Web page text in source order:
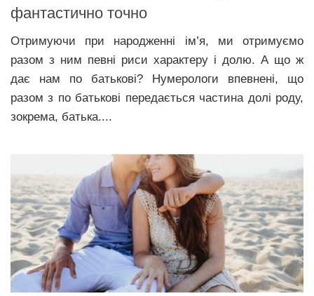
фантастично точно
Отримуючи при народженні ім’я, ми отримуємо
разом з ним певні риси характеру і долю. А що ж
дає нам по батькові? Нумерологи впевнені, що
разом з по батькові передається частина долі роду,
зокрема, батька....